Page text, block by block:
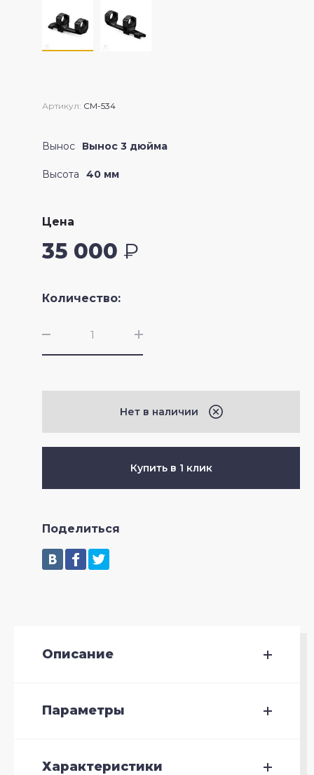
Crossfire II
Артикул: CM-534
Вынос Вынос 3 дюйма
Высота 40 мм
Цена
35 000 ₽
Количество:
Нет в наличии
Купить в 1 клик
Поделиться
Описание
Параметры
Характеристики